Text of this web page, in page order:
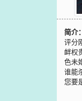
简介：
评分
衅权
色未
谁能
您要